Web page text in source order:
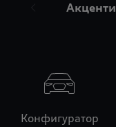
Акценти
Конфигуратор